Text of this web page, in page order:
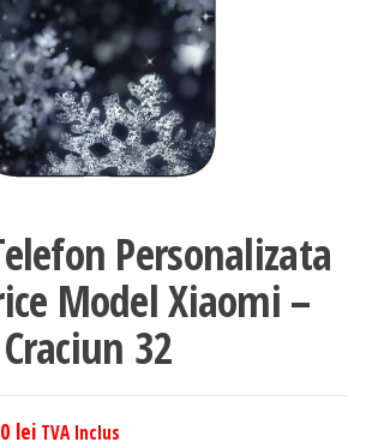
Personalizata
Model Xiaomi –
32
lei TVA Inclus